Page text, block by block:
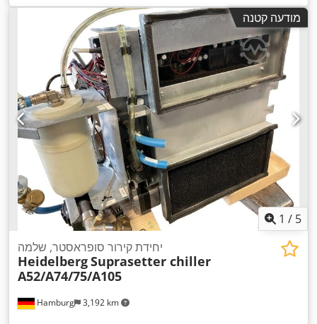
סימון CE, תיעוד / מדריך,
מודעה קטנה
1 / 5
Hamburg 3,192 km
יחידת קירור סופראסטר, שלמה
HeidelbergSuprasetter chiller
A52/A74/75/A105